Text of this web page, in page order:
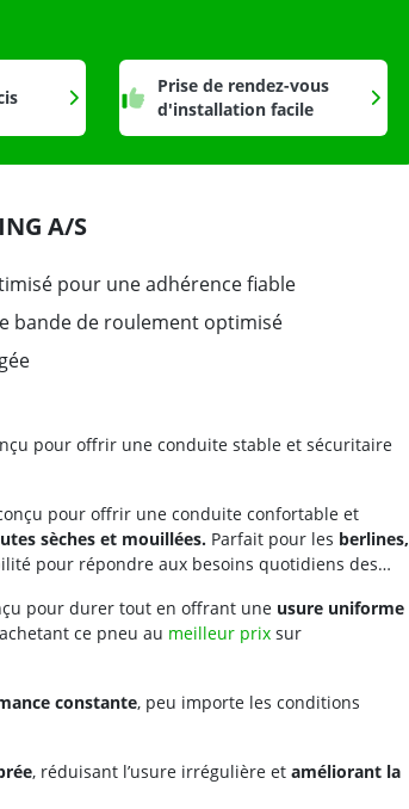
Prise de rendez-vous
d'installation facile
A/S
pour une adhérence fiable
bande de roulement optimisé
pour offrir une conduite stable et sécuritaire
pour offrir une conduite confortable et
sèches et mouillées. Parfait pour les berlines,
pour répondre aux besoins quotidiens des
pour durer tout en offrant une usure uniforme
ce pneu au meilleur prix sur
constante, peu importe les conditions
, réduisant l’usure irrégulière et améliorant la